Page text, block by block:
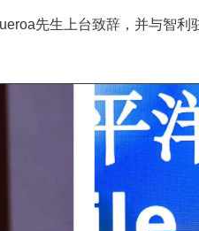
先生上台致辞，并与智